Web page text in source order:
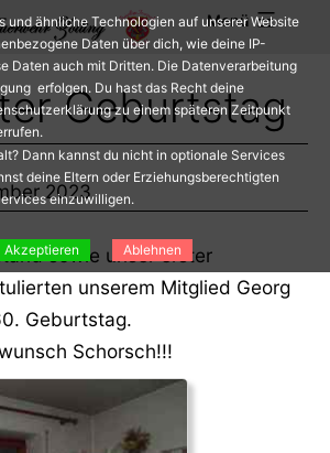
Menü
Geburtstag
2023
sowie unser erster
unserem Mitglied Georg
Geburtstag.
Schorsch!!!
und ähnliche Technologien auf unserer Website
Daten über dich, wie deine IP-
Daten auch mit Dritten. Die Datenverarbeitung
erfolgen. Du hast das Recht deine
zu einem späteren Zeitpunkt
Dann kannst du nicht in optionale Services
deine Eltern oder Erziehungsberechtigten
einzuwilligen.
Akzeptieren
Ablehnen